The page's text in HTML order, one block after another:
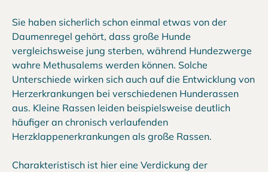
Sie haben sicherlich schon einmal etwas von der
Daumenregel gehört, dass große Hunde
vergleichsweise jung sterben, während Hundezwerge
wahre Methusalems werden können. Solche
Unterschiede wirken sich auch auf die Entwicklung von
Herzerkrankungen bei verschiedenen Hunderassen
aus. Kleine Rassen leiden beispielsweise deutlich
häufiger an chronisch verlaufenden
Herzklappenerkrankungen als große Rassen.
Charakteristisch ist hier eine Verdickung der